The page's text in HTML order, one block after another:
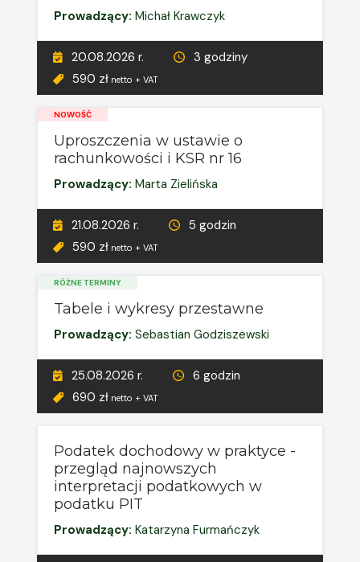
Prowadzący: Michał Krawczyk
20.08.2026 r.
3 godziny
590 zł netto + VAT
NOWOŚĆ
Uproszczenia w ustawie o
rachunkowości i KSR nr 16
Prowadzący: Marta Zielińska
21.08.2026 r.
5 godzin
590 zł netto + VAT
RÓŻNE TERMINY
Tabele i wykresy przestawne
Prowadzący: Sebastian Godziszewski
25.08.2026 r.
6 godzin
690 zł netto + VAT
Podatek dochodowy w praktyce -
przegląd najnowszych
interpretacji podatkowych w
podatku PIT
Prowadzący: Katarzyna Furmańczyk